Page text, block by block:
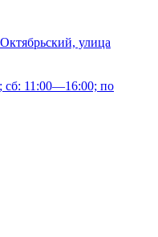
улица
11:00—16:00; по